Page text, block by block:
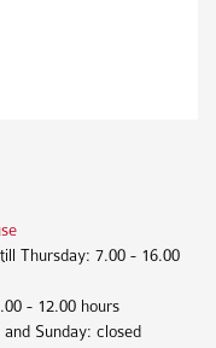
Thursday: 7.00 - 16.00
- 12.00 hours
and Sunday: closed